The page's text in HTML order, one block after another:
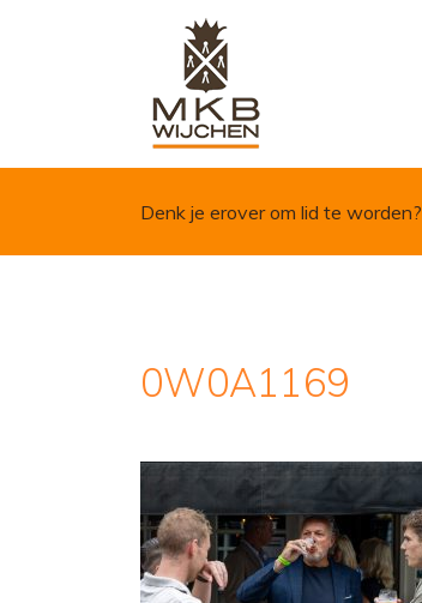
Denk je erover om lid te worden?
0W0A1169